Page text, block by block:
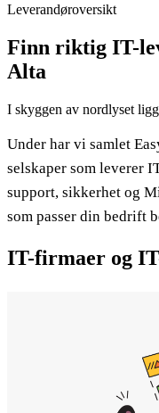
Leverandøroversikt
Finn riktig IT-
Alta
I skyggen av nordlyset
Under har vi samlet
selskaper som leverer
support, sikkerhet og
som passer din bedrift
IT-firmaer og